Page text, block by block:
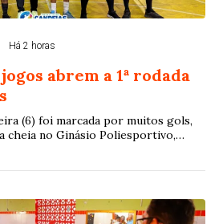
Há 2 horas
abrem a 1ª rodada
(6) foi marcada por muitos gols,
cheia no Ginásio Poliesportivo,